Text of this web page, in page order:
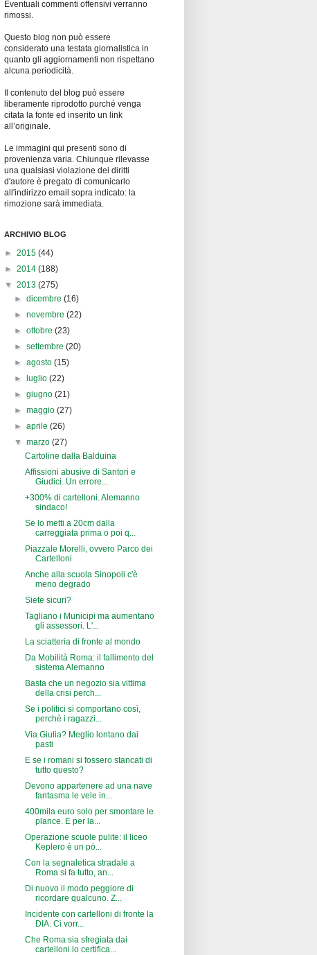
Eventuali commenti offensivi verranno
rimossi.
Questo blog non può essere
considerato una testata giornalistica in
quanto gli aggiornamenti non rispettano
alcuna periodicità.
Il contenuto del blog può essere
liberamente riprodotto purché venga
citata la fonte ed inserito un link
all’originale.
Le immagini qui presenti sono di
provenienza varia. Chiunque rilevasse
una qualsiasi violazione dei diritti
d'autore è pregato di comunicarlo
all'indirizzo email sopra indicato: la
rimozione sarà immediata.
ARCHIVIO BLOG
► 2015 (44)
► 2014 (188)
▼ 2013 (275)
►dicembre(16)
►novembre(22)
►ottobre(23)
►settembre(20)
►agosto(15)
►
luglio(22)
►giugno(21)
►maggio(27)
►aprile(26)
▼marzo(27)
Cartoline dalla Balduina
Affissioni abusive di Santori e
Giudici. Un errore...
+300% di cartelloni. Alemanno
sindaco!
Se lo metti a 20cm dalla
carreggiata prima o poi q...
Piazzale Morelli, ovvero Parco dei
Cartelloni
Anche alla scuola Sinopoli c'è
meno degrado
Siete sicuri?
Tagliano i Municipi ma aumentano
gli assessori. L'...
La sciatteria di fronte al mondo
Da Mobilità Roma: il fallimento del
sistema Alemanno
Basta che un negozio sia vittima
della crisi perch...
Se i politici si comportano così,
perchè i ragazzi...
Via Giulia? Meglio lontano dai
pasti
E se i romani si fossero stancati di
tutto questo?
Devono appartenere ad una nave
fantasma le vele in...
400mila euro solo per smontare le
plance. E per la...
Operazione scuole pulite: il liceo
Keplero è un pò...
Con la segnaletica stradale a
Roma si fa tutto, an...
Di nuovo il modo peggiore di
ricordare qualcuno. Z...
Incidente con cartelloni di fronte la
DIA. Ci vorr...
Che Roma sia sfregiata dai
cartelloni lo certifica...